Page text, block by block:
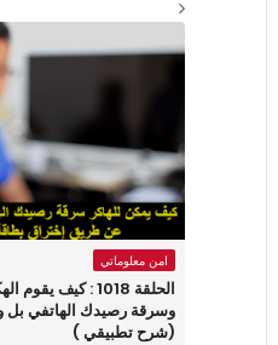
امن معلوماتي
الحلقة 1018 : كيف
وسرقة رصيدك الهاتفي
(شرح تطبيقي )